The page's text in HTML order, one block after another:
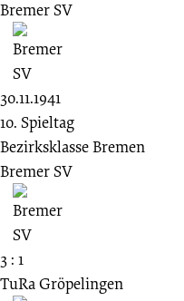
Bremer SV
30.11.1941
10. Spieltag
Bezirksklasse Bremen
Bremer SV
3 : 1
TuRa Gröpelingen